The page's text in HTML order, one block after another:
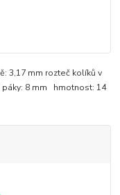
3,17 mm rozteč kolíků v
páky: 8 mm hmotnost: 14